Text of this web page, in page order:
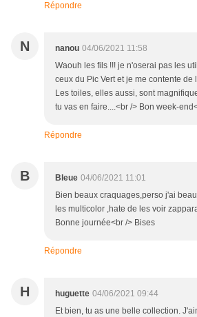
Répondre
N nanou 04/06/2021 11:58
Waouh les fils !!! je n'oserai pas les
ceux du Pic Vert et je me contente de
Les toiles, elles aussi, sont
tu vas en faire....<br /> Bon week-
Répondre
B Bleue 04/06/2021 11:01
Bien beaux craquages,perso j'ai
les multicolor ,hate de les voir
Bonne journée<br /> Bises
Répondre
H huguette 04/06/2021 09:44
Et bien, tu as une belle collection.